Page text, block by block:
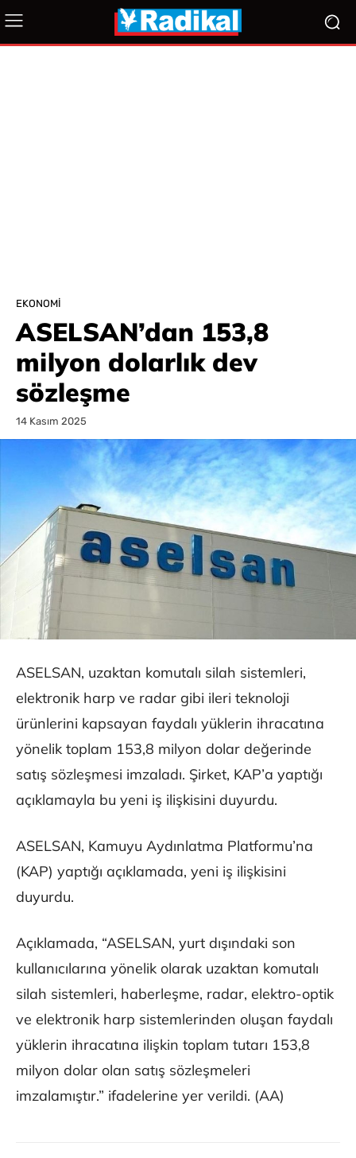
EKONOMI
ASELSAN’dan 153,8
milyon dolarlık dev
sözleşme
14 Kasım 2025
ASELSAN, uzaktan komutalı silah sistemleri,
elektronik harp ve radar gibi ileri teknoloji
ürünlerini kapsayan faydalı yüklerin ihracatına
yönelik toplam 153,8 milyon dolar değerinde
satış sözleşmesi imzaladı. Şirket, KAP’a yaptığı
açıklamayla bu yeni iş ilişkisini duyurdu.
ASELSAN, Kamuyu Aydınlatma Platformu’na
(KAP) yaptığı açıklamada, yeni iş ilişkisini
duyurdu.
Açıklamada, “ASELSAN, yurt dışındaki son
kullanıcılarına yönelik olarak uzaktan komutalı
silah sistemleri, haberleşme, radar, elektro-optik
ve elektronik harp sistemlerinden oluşan faydalı
yüklerin ihracatına ilişkin toplam tutarı 153,8
milyon dolar olan satış sözleşmeleri
imzalamıştır.” ifadelerine yer verildi. (AA)